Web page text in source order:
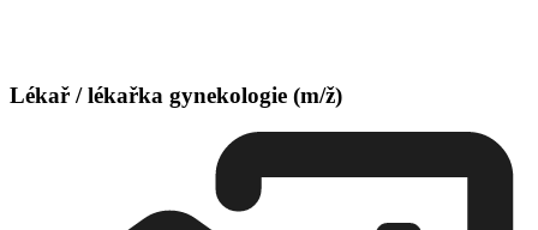
Lékař / lékařka gynekologie (m/ž)